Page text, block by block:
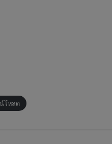
โหลด